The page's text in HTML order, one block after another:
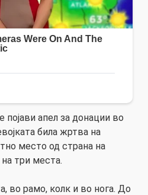
појави апел за донации во
била жртва на
место од страна на
три места.
во рамо, колк и во нога. До